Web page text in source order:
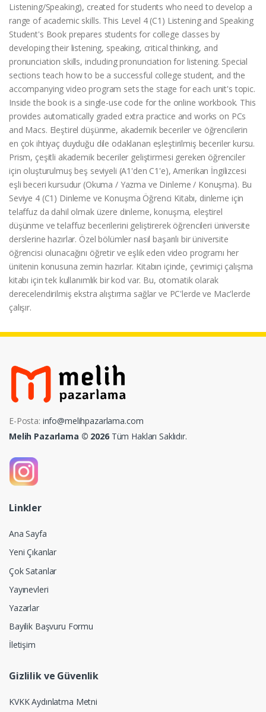
Listening/Speaking), created for students who need to develop a
range of academic skills. This Level 4 (C1) Listening and Speaking
Student's Book prepares students for college classes by
developing their listening, speaking, critical thinking, and
pronunciation skills, including pronunciation for listening. Special
sections teach how to be a successful college student, and the
accompanying video program sets the stage for each unit's topic.
Inside the book is a single-use code for the online workbook. This
provides automatically graded extra practice and works on PCs
and Macs. Eleştirel düşünme, akademik beceriler ve öğrencilerin
en çok ihtiyaç duyduğu dile odaklanan eşleştirilmiş beceriler kursu.
Prism, çeşitli akademik beceriler geliştirmesi gereken öğrenciler
için oluşturulmuş beş seviyeli (A1'den C1'e), Amerikan İngilizcesi
eşli beceri kursudur (Okuma / Yazma ve Dinleme / Konuşma). Bu
Seviye 4 (C1) Dinleme ve Konuşma Öğrenci Kitabı, dinleme için
telaffuz da dahil olmak üzere dinleme, konuşma, eleştirel
düşünme ve telaffuz becerilerini geliştirerek öğrencileri üniversite
derslerine hazırlar. Özel bölümler nasıl başarılı bir üniversite
öğrencisi olunacağını öğretir ve eşlik eden video programı her
ünitenin konusuna zemin hazırlar. Kitabın içinde, çevrimiçi çalışma
kitabı için tek kullanımlık bir kod var. Bu, otomatik olarak
derecelendirilmiş ekstra alıştırma sağlar ve PC'lerde ve Mac'lerde
çalışır.
E-Posta: info@melihpazarlama.com
Melih Pazarlama © 2026Tüm Hakları Saklıdır.
Linkler
Ana Sayfa
Yeni Çıkanlar
Çok Satanlar
Yayınevleri
Yazarlar
Bayilik Başvuru Formu
İletişim
Gizlilik ve Güvenlik
KVKK Aydınlatma Metni